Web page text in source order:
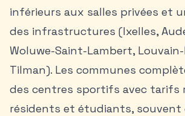
inférieurs aux salles privées et
des infrastructures (Ixelles,
Woluwe-Saint-Lambert,
Tilman). Les communes
des centres sportifs avec tarifs
résidents et étudiants, souvent